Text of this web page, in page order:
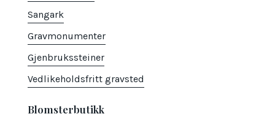
Sangark
Gravmonumenter
Gjenbrukssteiner
Vedlikeholdsfritt gravsted
Blomsterbutikk